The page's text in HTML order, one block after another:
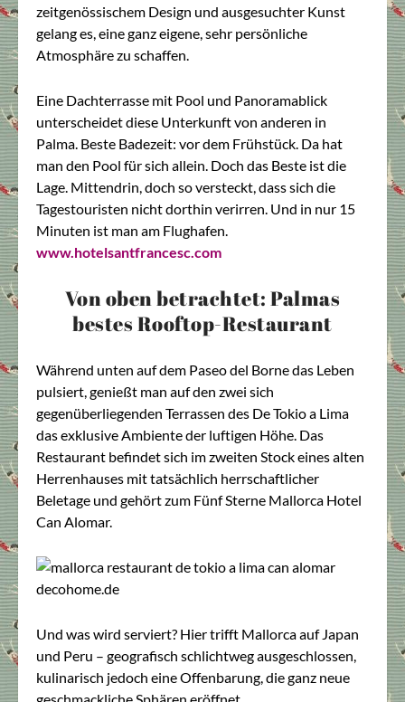
zeitgenössischem Design und ausgesuchter Kunst
gelang es, eine ganz eigene, sehr persönliche
Atmosphäre zu schaffen.
Eine Dachterrasse mit Pool und Panoramablick
unterscheidet diese Unterkunft von anderen in
Palma. Beste Badezeit: vor dem Frühstück. Da hat
man den Pool für sich allein. Doch das Beste ist die
Lage. Mittendrin, doch so versteckt, dass sich die
Tagestouristen nicht dorthin verirren. Und in nur 15
Minuten ist man am Flughafen.
www.hotelsantfrancesc.com
Von oben betrachtet: Palmas
bestes Rooftop-Restaurant
Während unten auf dem Paseo del Borne das Leben
pulsiert, genießt man auf den zwei sich
gegenüberliegenden Terrassen des De Tokio a Lima
das exklusive Ambiente der luftigen Höhe. Das
Restaurant befindet sich im zweiten Stock eines alten
Herrenhauses mit tatsächlich herrschaftlicher
Beletage und gehört zum Fünf Sterne Mallorca Hotel
Can Alomar.
Und was wird serviert? Hier trifft Mallorca auf Japan
und Peru – geografisch schlichtweg ausgeschlossen,
kulinarisch jedoch eine Offenbarung, die ganz neue
geschmackliche Sphären eröffnet.